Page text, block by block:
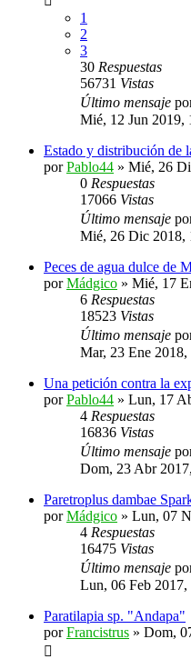
1
2
3
30 Respuestas
56731 Vistas
Último mensaje
Mié, 12 Jun 2019,
Estado y distribución de
porPablo44 » Mié, 26
0 Respuestas
17066 Vistas
Último mensaje
Mié, 26 Dic 2018,
Peces de agua dulce de
porMádgico » Mié, 17
6 Respuestas
18523 Vistas
Último mensaje
Mar, 23 Ene 2018,
Una petición contra la
porPablo44 » Lun, 17
4 Respuestas
16836 Vistas
Último mensaje
Dom, 23 Abr
Paretroplus dambae
porMádgico » Lun, 07
4 Respuestas
16475 Vistas
Último mensaje
Lun, 06 Feb 2017,
Paratilapia sp. "Andapa"
porFrancistrus » Dom,